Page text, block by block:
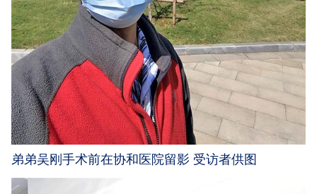
弟弟吴刚手术前在协和医院留影 受访者供图